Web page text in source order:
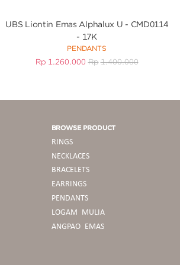
UBS Liontin Emas Alphalux U - CMD0114
- 17K
PENDANTS
Rp 1.260.000 Rp 1.400.000
BROWSE PRODUCT
RINGS
NECKLACES
BRACELETS
EARRINGS
PENDANTS
LOGAM MULIA
ANGPAO EMAS